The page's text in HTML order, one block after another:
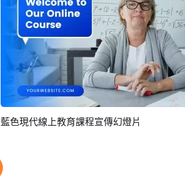
預覽 AI剪同款
藍色現代線上教育課程宣傳幻燈片